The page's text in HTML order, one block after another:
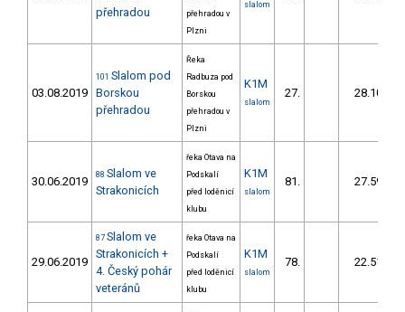
přehradou
přehradou v
Plzni
slalom
03.08.2019
101 Slalom pod
Borskou
přehradou
Řeka
Radbuza pod
Borskou
přehradou v
Plzni
K1M
slalom
27. 28.10
30.06.2019 88 Slalom ve
Strakonicích
řeka Otava na
Podskalí
před loděnicí
klubu
K1M
slalom
81. 27.59
29.06.2019
87 Slalom ve
Strakonicích +
4. Český pohár
veteránů
řeka Otava na
Podskalí
před loděnicí
klubu
K1M
slalom
78. 22.51